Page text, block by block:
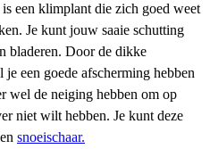
een klimplant die zich goed weet
Je kunt jouw saaie schutting
bladeren. Door de dikke
een goede afscherming hebben
wel de neiging hebben om op
niet wilt hebben. Je kunt deze
snoeischaar.